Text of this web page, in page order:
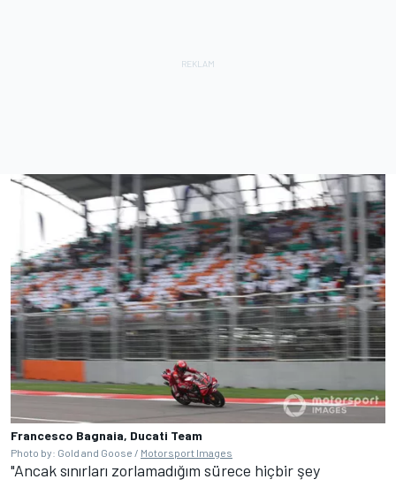
Francesco Bagnaia, Ducati Team
Photo by: Gold and Goose / Motorsport Images
"Ancak sınırları zorlamadığım sürece hiçbir şey